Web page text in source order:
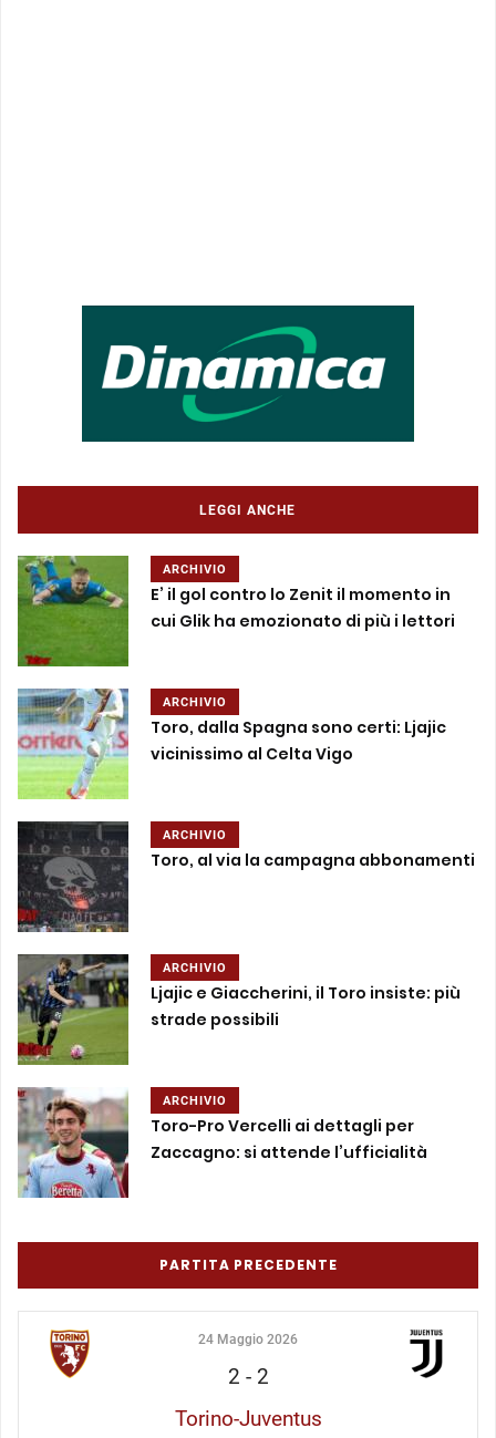
LEGGI ANCHE
ARCHIVIO
E’ il gol contro lo Zenit il momento in
cui Glik ha emozionato di più i lettori
ARCHIVIO
Toro, dalla Spagna sono certi: Ljajic
vicinissimo al Celta Vigo
ARCHIVIO
Toro, al via la campagna abbonamenti
ARCHIVIO
Ljajic e Giaccherini, il Toro insiste: più
strade possibili
ARCHIVIO
Toro-Pro Vercelli ai dettagli per
Zaccagno: si attende l’ufficialità
PARTITA PRECEDENTE
24 Maggio 2026
2 - 2
Torino-Juventus